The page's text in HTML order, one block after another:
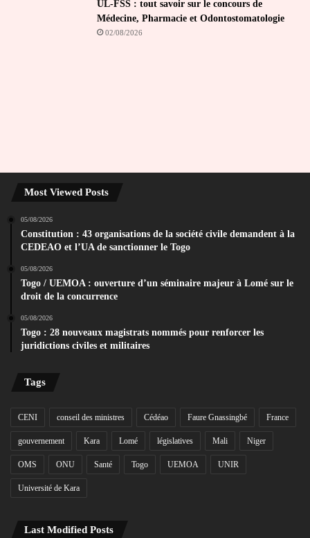
UL-FSS : tout savoir sur le concours de
Médecine, Pharmacie et Odontostomatologie
02/08/2026
Most Viewed Posts
05/08/2026
Constitution : 43 organisations de la société civile demandent à la
CEDEAO et l’UA de sanctionner le Togo
05/08/2026
Togo / UEMOA : ouverture d’un séminaire majeur à Lomé sur le
droit de la concurrence
05/08/2026
Togo : 28 nouveaux magistrats nommés pour renforcer les
juridictions civiles et militaires
Tags
CENI conseil des ministres Cédéao Faure Gnassingbé France
gouvernement Kara Lomé législatives Mali Niger
OMS ONU Santé Togo UEMOA UNIR
Université de Kara
Last Modified Posts